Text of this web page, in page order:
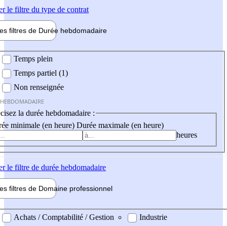
le filtre du type de contrat
filtres de Durée hebdomadaire
Temps plein
Temps partiel (1)
Non renseignée
la durée hebdomadaire :
minimale (en heure) Durée maximale (en heure)
heures
le filtre de durée hebdomadaire
filtres de Domaine professionnel
professionel
Achats / Comptabilité / Gestion
Industrie